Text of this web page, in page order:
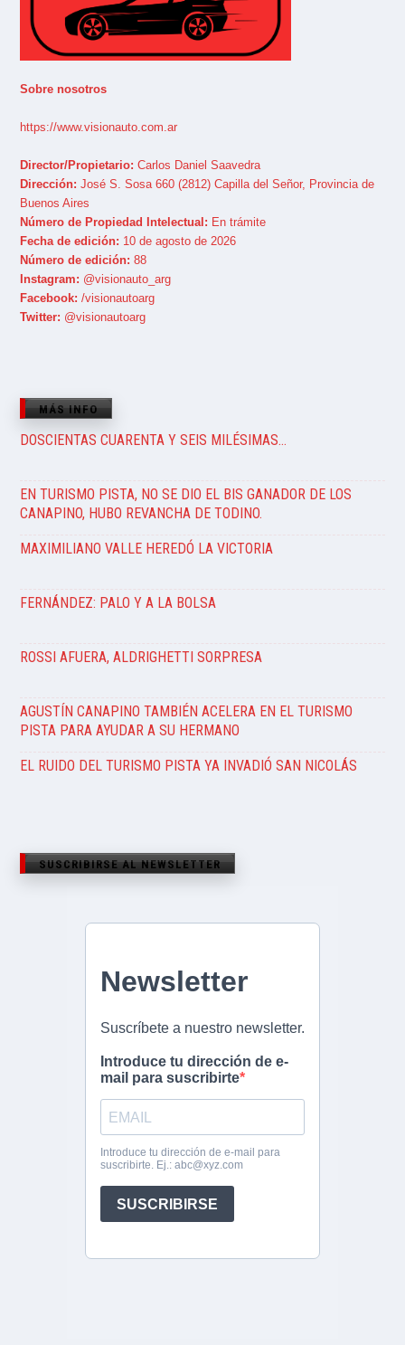
Sobre nosotros
https://www.visionauto.com.ar
Director/Propietario: Carlos Daniel Saavedra
Dirección: José S. Sosa 660 (2812) Capilla del Señor, Provincia de
Buenos Aires
Número de Propiedad Intelectual: En trámite
Fecha de edición: 10 de agosto de 2026
Número de edición: 88
Instagram: @visionauto_arg
Facebook: /visionautoarg
Twitter: @visionautoarg
MÁS INFO
DOSCIENTAS CUARENTA Y SEIS MILÉSIMAS…
EN TURISMO PISTA, NO SE DIO EL BIS GANADOR DE LOS
CANAPINO, HUBO REVANCHA DE TODINO.
MAXIMILIANO VALLE HEREDÓ LA VICTORIA
FERNÁNDEZ: PALO Y A LA BOLSA
ROSSI AFUERA, ALDRIGHETTI SORPRESA
AGUSTÍN CANAPINO TAMBIÉN ACELERA EN EL TURISMO
PISTA PARA AYUDAR A SU HERMANO
EL RUIDO DEL TURISMO PISTA YA INVADIÓ SAN NICOLÁS
SUSCRIBIRSE AL NEWSLETTER